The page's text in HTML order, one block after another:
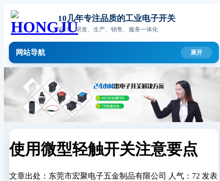
10几年专注品质的工业电子开关
设计、研发、生产、销售、服务一体化
网站导航
使用微型轻触开关注意要点
文章出处：东莞市宏聚电子五金制品有限公司 人气：72 发表